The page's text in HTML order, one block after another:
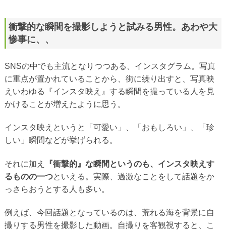
衝撃的な瞬間を撮影しようと試みる男性。あわや大
惨事に、、
SNSの中でも主流となりつつある、インスタグラム。写真
に重点が置かれていることから、街に繰り出すと、写真映
えいわゆる『インスタ映え』する瞬間を撮っている人を見
かけることが増えたように思う。
インスタ映えというと「可愛い」、「おもしろい」、「珍
しい」瞬間などが挙げられる。
それに加え
『衝撃的』な瞬間というのも、インスタ映えす
るものの一つといえる。実際、過激なことをして話題をか
っさらおうとする人も多い。
例えば、今回話題となっているのは、荒れる海を背景に自
撮りする男性を撮影した動画。自撮りを客観視すると、こ